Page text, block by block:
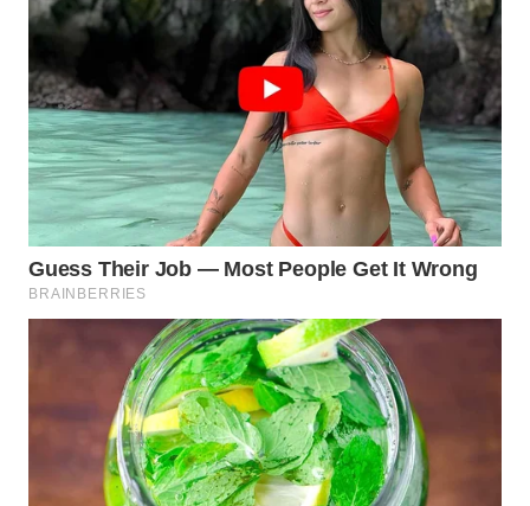
WN
SIMALUNGUN
WN
LABUHANBATU
WN
TENGAH
WN DELI
SERDANG
TEBING
TINGGI